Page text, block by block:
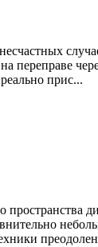
прис...